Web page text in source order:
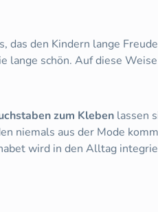
den Kindern lange
schön. Auf diese
zum Kleben lassen
niemals aus der Mode
wird in den Alltag